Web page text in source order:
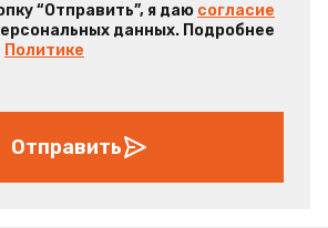
“Отправить”, я даю согласие
данных. Подробнее
Политике
Отправить